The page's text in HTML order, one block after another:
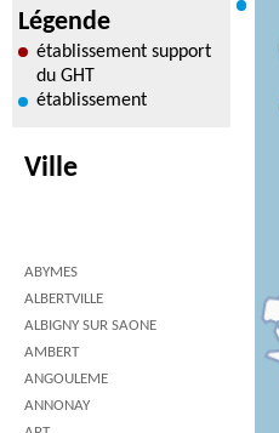
Légende
établissement support
du GHT
établissement
Ville
ABYMES
ALBERTVILLE
ALBIGNY SUR SAONE
AMBERT
ANGOULEME
ANNONAY